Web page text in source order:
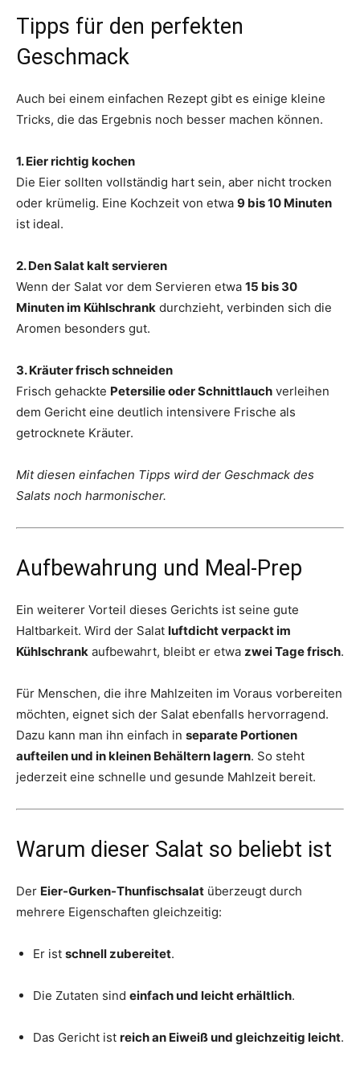
Tipps für den perfekten
Geschmack
Auch bei einem einfachen Rezept gibt es einige kleine
Tricks, die das Ergebnis noch besser machen können.
1. Eier richtig kochen
Die Eier sollten vollständig hart sein, aber nicht trocken
oder krümelig. Eine Kochzeit von etwa 9 bis 10 Minuten
ist ideal.
2. Den Salat kalt servieren
Wenn der Salat vor dem Servieren etwa 15 bis 30
Minuten im Kühlschrank durchzieht, verbinden sich die
Aromen besonders gut.
3. Kräuter frisch schneiden
Frisch gehackte Petersilie oder Schnittlauch verleihen
dem Gericht eine deutlich intensivere Frische als
getrocknete Kräuter.
Mit diesen einfachen Tipps wird der Geschmack des
Salats noch harmonischer.
Aufbewahrung und Meal-Prep
Ein weiterer Vorteil dieses Gerichts ist seine gute
Haltbarkeit. Wird der Salat luftdicht verpackt im
Kühlschrank aufbewahrt, bleibt er etwa zwei Tage frisch.
Für Menschen, die ihre Mahlzeiten im Voraus vorbereiten
möchten, eignet sich der Salat ebenfalls hervorragend.
Dazu kann man ihn einfach in separate Portionen
aufteilen und in kleinen Behältern lagern. So steht
jederzeit eine schnelle und gesunde Mahlzeit bereit.
Warum dieser Salat so beliebt ist
Der Eier-Gurken-Thunfischsalat überzeugt durch
mehrere Eigenschaften gleichzeitig:
Er ist schnell zubereitet.
Die Zutaten sind einfach und leicht erhältlich.
Das Gericht ist reich an Eiweiß und gleichzeitig leicht.